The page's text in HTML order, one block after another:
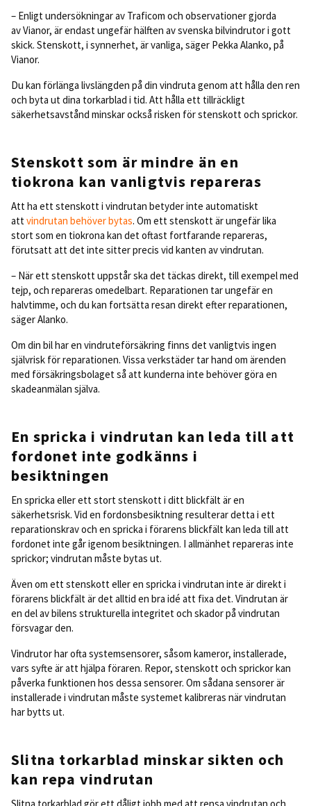
– Enligt undersökningar av Traficom och observationer gjorda
avVianor, är endast ungefär hälften av svenska bilvindrutor i gott
skick. Stenskott, i synnerhet, är vanliga, säger Pekka Alanko, på
Vianor.
Du kan förlänga livslängden på din vindruta genom att hålla den ren
och byta ut dina torkarblad i tid. Att hålla ett tillräckligt
säkerhetsavstånd minskar också risken för stenskott och sprickor.
Stenskott som är mindre än en
tiokrona kan vanligtvis repareras
Att ha ett stenskott i vindrutan betyder inte automatiskt
att vindrutan behöver bytas. Om ett stenskott är ungefär lika
stort som en tiokrona kan det oftast fortfarande repareras,
förutsatt att det inte sitter precis vid kanten av vindrutan.
– När ett stenskott uppstår ska det täckas direkt, till exempel med
tejp, och repareras omedelbart. Reparationen tar ungefär en
halvtimme, och du kan fortsätta resan direkt efter reparationen,
säger Alanko.
Om din bil har en vindruteförsäkring finns det vanligtvis ingen
självrisk för reparationen. Vissa verkstäder tar hand om ärenden
med försäkringsbolaget så att kunderna inte behöver göra en
skadeanmälan själva.
En spricka i vindrutan kan leda till att
fordonet inte godkänns i
besiktningen
En spricka eller ett stort stenskott i ditt blickfält är en
säkerhetsrisk. Vid en fordonsbesiktning resulterar detta i ett
reparationskrav och en spricka i förarens blickfält kan leda till att
fordonet inte går igenom besiktningen. I allmänhet repareras inte
sprickor; vindrutan måste bytas ut.
Även om ett stenskott eller en spricka i vindrutan inte är direkt i
förarens blickfält är det alltid en bra idé att fixa det. Vindrutan är
en del av bilens strukturella integritet och skador på vindrutan
försvagar den.
Vindrutor har ofta systemsensorer, såsom kameror, installerade,
vars syfte är att hjälpa föraren. Repor, stenskott och sprickor kan
påverka funktionen hos dessa sensorer. Om sådana sensorer är
installerade i vindrutan måste systemet kalibreras när vindrutan
har bytts ut.
Slitna torkarblad minskar sikten och
kan repa vindrutan
Slitna torkarblad gör ett dåligt jobb med att rensa vindrutan och